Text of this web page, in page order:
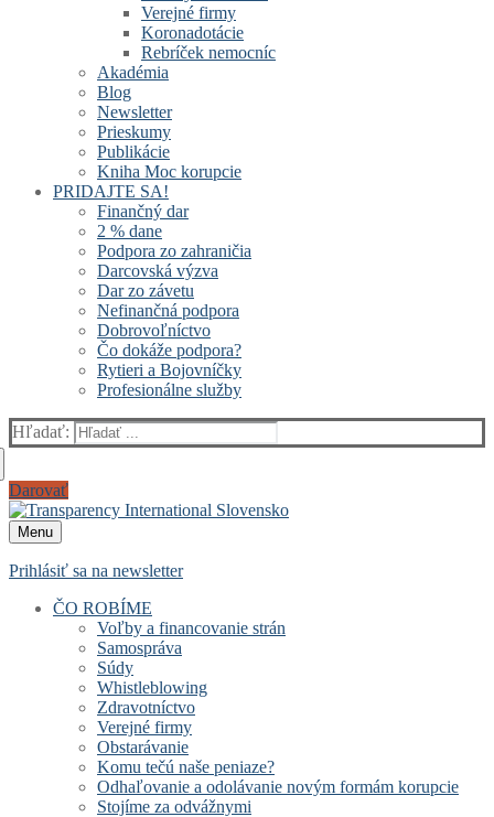
Verejné firmy
Koronadotácie
Rebríček nemocníc
Akadémia
Blog
Newsletter
Prieskumy
Publikácie
Kniha Moc korupcie
PRIDAJTE SA!
Finančný dar
2 % dane
Podpora zo zahraničia
Darcovská výzva
Dar zo závetu
Nefinančná podpora
Dobrovoľníctvo
Čo dokáže podpora?
Rytieri a Bojovníčky
Profesionálne služby
Hľadať:
Darovať
Menu
Prihlásiť sa na newsletter
ČO ROBÍME
Voľby a financovanie strán
Samospráva
Súdy
Whistleblowing
Zdravotníctvo
Verejné firmy
Obstarávanie
Komu tečú naše peniaze?
Odhaľovanie a odolávanie novým formám korupcie
Stojíme za odvážnymi